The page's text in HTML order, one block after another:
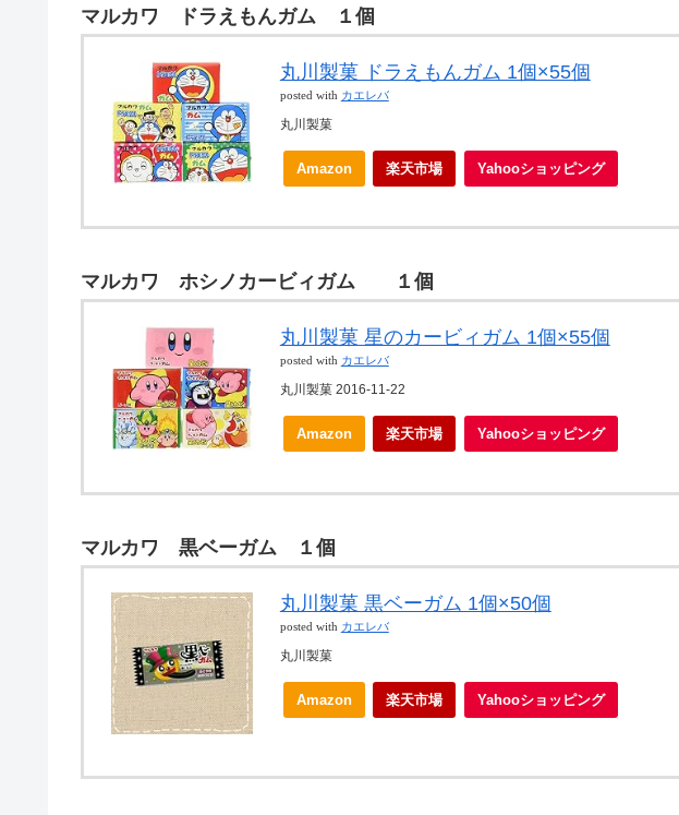
マルカワ ドラえもんガム １個
丸川製菓 ドラえもんガム 1個×55個
posted with カエレバ
丸川製菓
Amazon 楽天市場 Yahooショッピング
マルカワ ホシノカービィガム １個
丸川製菓 星のカービィガム 1個×55個
posted with カエレバ
丸川製菓 2016-11-22
Amazon 楽天市場 Yahooショッピング
マルカワ 黒ベーガム １個
丸川製菓 黒ベーガム 1個×50個
posted with カエレバ
丸川製菓
Amazon 楽天市場 Yahooショッピング